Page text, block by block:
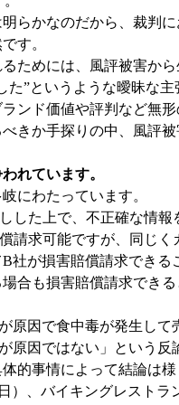
かなのだから、裁判に
す。
ためには、風評被害か
というような曖昧な主
ド価値や評判など無形
か手探りの中、風評被
れています。
にわたっています。
した上で、不正確な情報
請求可能ですが、同じ
B社が損害賠償請求できる
も損害賠償請求できる
原因で食中毒が発生し
原因ではない」という反
事情によって結論は様
）、バイキングレストラ